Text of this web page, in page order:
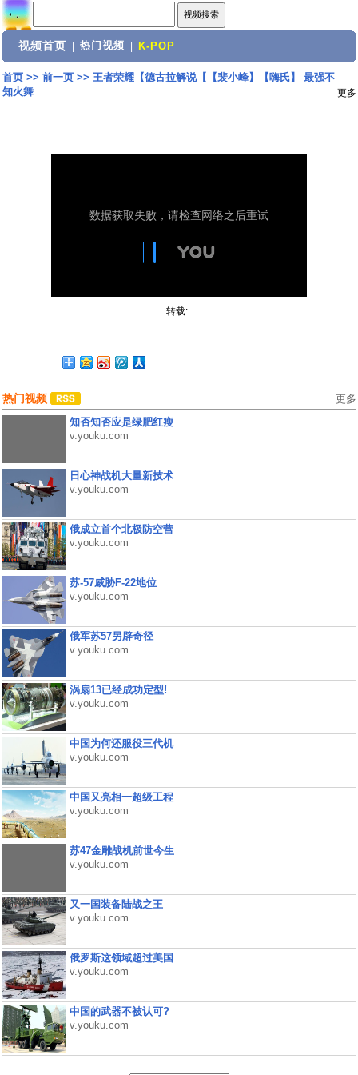
视频首页 热门视频 K-POP
首页>> 前一页>> 王者荣耀【德古拉解说【【裴小峰】【嗨氏】 最强不
知火舞
更多
转载:
热门视频 更多
知否知否应是绿肥红瘦
v.youku.com
日心神战机大量新技术
v.youku.com
俄成立首个北极防空营
v.youku.com
苏-57威胁F-22地位
v.youku.com
俄军苏57另辟奇径
v.youku.com
涡扇13已经成功定型!
v.youku.com
中国为何还服役三代机
v.youku.com
中国又亮相一超级工程
v.youku.com
苏47金雕战机前世今生
v.youku.com
又一国装备陆战之王
v.youku.com
俄罗斯这领域超过美国
v.youku.com
中国的武器不被认可?
v.youku.com